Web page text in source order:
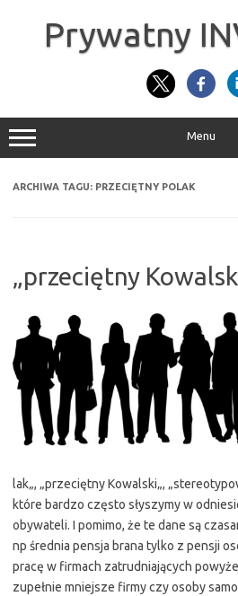
Prywatny
Menu
ARCHIWA TAGU: PRZECIĘTNY POLAK
„przeciętny
lak„, „przeciętny Kowalski„,
które bardzo często słyszymy w
obywateli. I pomimo, że te dane są
np średnia pensja brana tylko z pensji
pracę w firmach zatrudniających
zupełnie mniejsze firmy czy osoby